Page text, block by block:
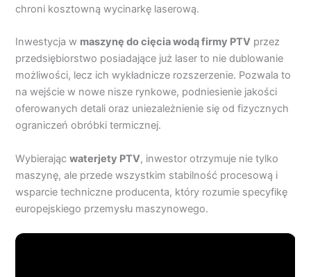
chroni kosztowną wycinarkę laserową.
Inwestycja w maszynę do cięcia wodą firmy PTV przez
przedsiębiorstwo posiadające już laser to nie dublowanie
możliwości, lecz ich wykładnicze rozszerzenie. Pozwala to
na wejście w nowe nisze rynkowe, podniesienie jakości
oferowanych detali oraz uniezależnienie się od fizycznych
ograniczeń obróbki termicznej.
Wybierającwaterjety PTV, inwestor otrzymuje nie tylko
maszynę, ale przede wszystkim stabilność procesową i
wsparcie techniczne producenta, który rozumie specyfikę
europejskiego przemysłu maszynowego.